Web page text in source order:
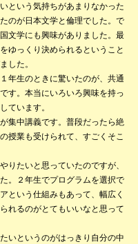
という気持ちがあまりなかった
のが日本文学と倫理でした。で
文学にも興味がありました。最
ゆっくり決められるということ
した。
年生のときに驚いたのが、共通
す。本当にいろいろ興味を持っ
ています。
集中講義です。普段だったら絶
授業も受けられて、すごくそこ
たいと思っていたのですが、
。２年生でプログラムを選択で
という仕組みもあって、幅広く
れるのがとてもいいなと思って
いというのがはっきり自分の中